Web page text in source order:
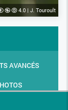
4.0 | J. Touroult
AVANCÉS